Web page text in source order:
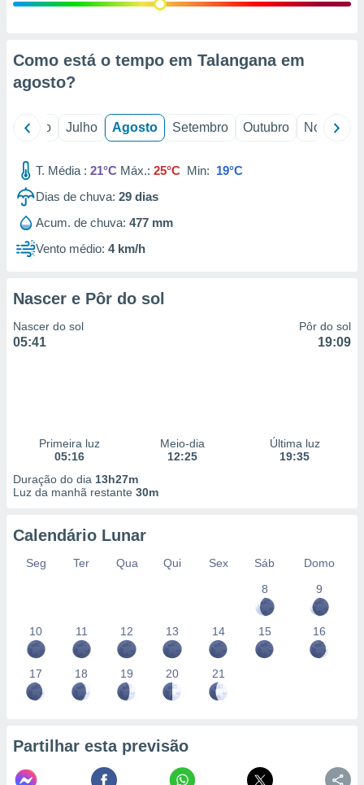
estudos
1199
Como está o tempo em Talangana em
agosto?
Junho Julho Agosto Setembro Outubro Novembro
T. Média : 21°C Máx.: 25°C Min: 19°C
Dias de chuva: 29 dias
Acum. de chuva: 477 mm
Vento médio: 4 km/h
Nascer e Pôr do sol
Nascer do sol
05:41
Pôr do sol
19:09
Primeira luz
05:16
Meio-dia
12:25
Última luz
19:35
Duração do dia 13h27m
Luz da manhã restante 30m
Calendário Lunar
Seg Ter Qua Qui Sex Sáb
Domo
8
9
10 11 12 13 14 15 16
17 18 19 20 21
Partilhar esta previsão